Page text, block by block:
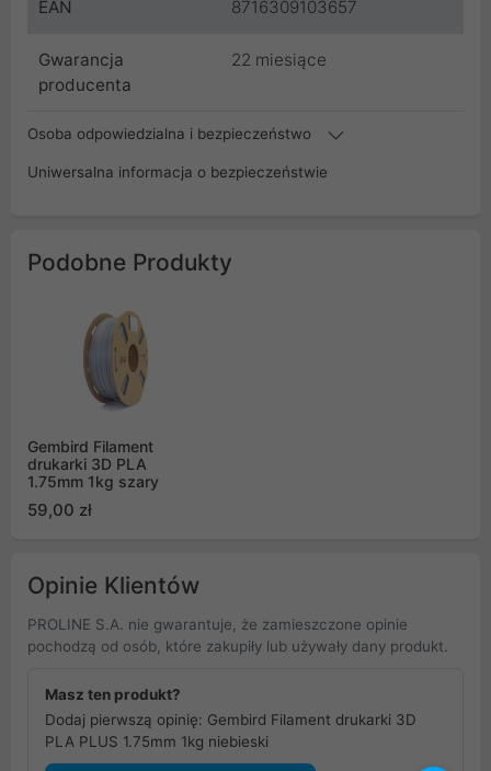
EAN 8716309103657
Gwarancja
producenta
22 miesiące
Osoba odpowiedzialna i bezpieczeństwo
Uniwersalna informacja o bezpieczeństwie
Podobne Produkty
Gembird Filament
drukarki 3D PLA
1.75mm 1kg szary
59,00 zł
Opinie Klientów
PROLINE S.A. nie gwarantuje, że zamieszczone opinie
pochodzą od osób, które zakupiły lub używały dany produkt.
Masz ten produkt?
Dodaj pierwszą opinię: Gembird Filament drukarki 3D
PLA PLUS 1.75mm 1kg niebieski